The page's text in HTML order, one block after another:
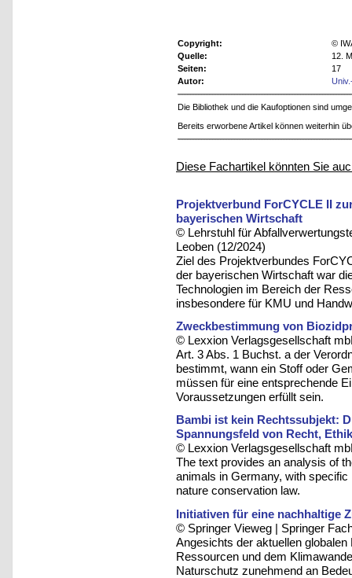
Copyright:
©
Quelle:
12.
Seiten:
17
Autor:
Die Bibliothek und die Kaufoptionen sind
Bereits erworbene Artikel können weiterhin
Diese Fachartikel könnten Sie
Projektverbund ForCYCLE II
bayerischen Wirtschaft
© Lehrstuhl für
Leoben (12/2024)
Ziel des Projektverbundes
der bayerischen Wirtschaft war
Technologien im Bereich der
insbesondere für KMU und
Zweckbestimmung von
© Lexxion Verlagsgesellschaft
Art. 3 Abs. 1 Buchst. a der
bestimmt, wann ein Stoff oder
müssen für eine entsprechende
Voraussetzungen erfüllt sein.
Bambi ist kein Rechtssubjekt:
Spannungsfeld von Recht,
© Lexxion Verlagsgesellschaft
The text provides an analysis of
animals in Germany, with specific
nature conservation law.
Initiativen für eine nachhaltige
© Springer Vieweg | Springer
Angesichts der aktuellen
Ressourcen und dem
Naturschutz zunehmend an